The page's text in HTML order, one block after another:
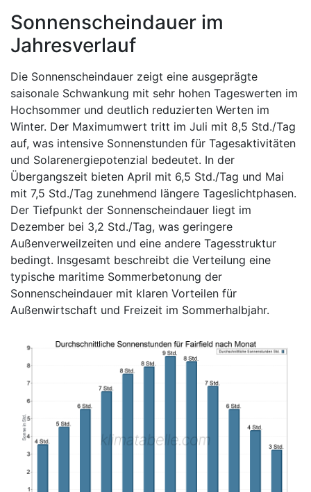
Sonnenscheindauer im
Jahresverlauf
Die Sonnenscheindauer zeigt eine ausgeprägte
saisonale Schwankung mit sehr hohen Tageswerten im
Hochsommer und deutlich reduzierten Werten im
Winter. Der Maximumwert tritt im Juli mit 8,5 Std./Tag
auf, was intensive Sonnenstunden für Tagesaktivitäten
und Solarenergiepotenzial bedeutet. In der
Übergangszeit bieten April mit 6,5 Std./Tag und Mai
mit 7,5 Std./Tag zunehmend längere Tageslichtphasen.
Der Tiefpunkt der Sonnenscheindauer liegt im
Dezember bei 3,2 Std./Tag, was geringere
Außenverweilzeiten und eine andere Tagesstruktur
bedingt. Insgesamt beschreibt die Verteilung eine
typische maritime Sommerbetonung der
Sonnenscheindauer mit klaren Vorteilen für
Außenwirtschaft und Freizeit im Sommerhalbjahr.